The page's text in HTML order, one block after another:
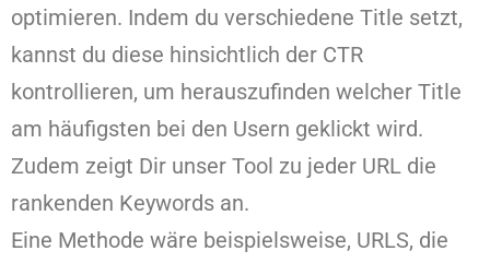
optimieren. Indem du verschiedene Title setzt,
kannst du diese hinsichtlich der CTR
kontrollieren, um herauszufinden welcher Title
am häufigsten bei den Usern geklickt wird.
Zudem zeigt Dir unser Tool zu jeder URL die
rankenden Keywords an.
Eine Methode wäre beispielsweise, URLS, die